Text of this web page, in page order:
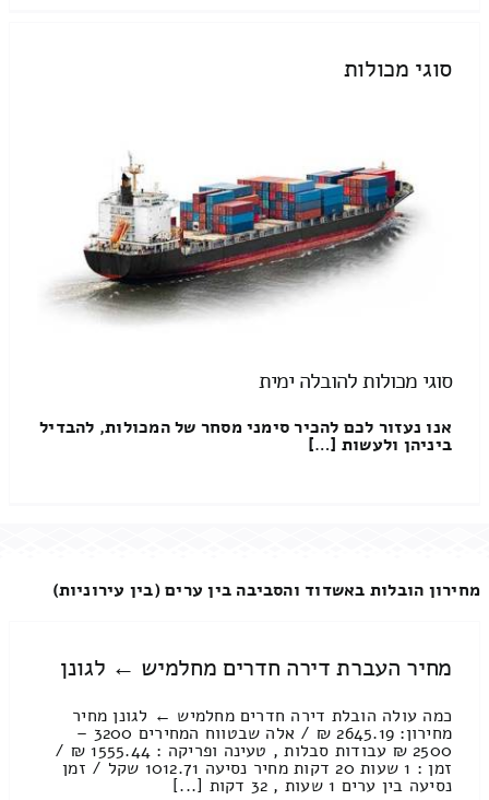
סוגי מכולות
סוגי מכולות להובלה ימית
אנו נעזור לכם להכיר סימני מסחר של המכולות, להבדיל
ביניהן ולעשות […]
מחירון הובלות באשדוד והסביבה בין ערים (בין עירוניות)
מחיר העברת דירה חדרים מחלמיש ← לגונן
כמה עולה הובלת דירה חדרים מחלמיש ← לגונן מחיר
מחירון: 2645.19 ₪ / אלה שבטווח המחירים 3200 –
2500 ₪ עבודות סבלות , טעינה ופריקה : 1555.44 ₪ /
זמן : 1 שעות 20 דקות מחיר נסיעה 1012.71 שקל / זמן
נסיעה בין ערים 1 שעות , 32 דקות [...]